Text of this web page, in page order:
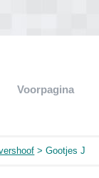
Voorpagina
> Gootjes J